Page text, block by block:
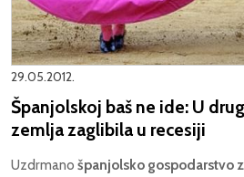
29.05.2012.
Španjolskoj baš ne ide: U
zemlja zaglibila u recesiji
Uzdrmano španjolsko gospodarstvo